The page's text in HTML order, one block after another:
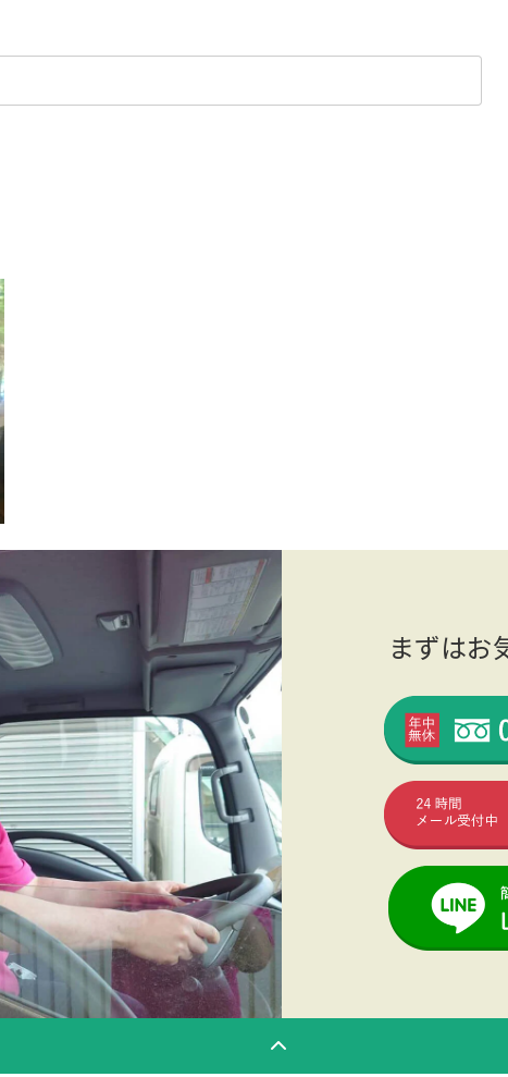
まずはお